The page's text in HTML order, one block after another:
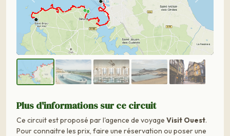
Plus d'informations sur ce circuit
Ce circuit est proposé par l'agence de voyage Visit Ouest.
Pour connaitre les prix, faire une réservation ou poser une